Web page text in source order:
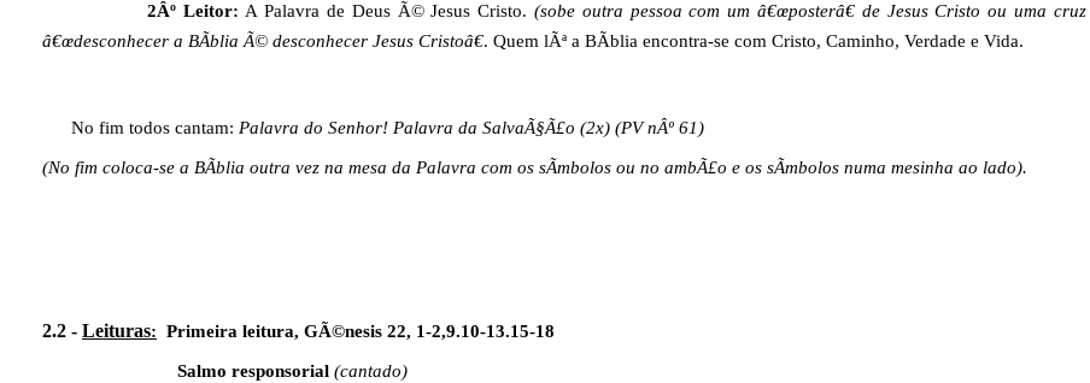
2Âº Leitor:A Palavra de Deus Ã© Jesus Cristo.(sobe outra pessoa com um â€œposterâ€ de Jesus Cristo ou uma
â€œdesconhecer a BÃ­blia Ã© desconhecer Jesus Cristoâ€. Quem lÃª a BÃ­blia encontra-se com Cristo, Caminho, Verdade e Vida.
No fim todos cantam: Palavra do Senhor! Palavra da SalvaÃ§Ã£o (2x) (PV nÂº 61)
(No fim coloca-se a BÃ­blia outra vez na mesa da Palavra com os sÃ­mbolos ou no ambÃ£o e os sÃ­mbolos numa mesinha ao lado).
2.2 - Leituras: Primeira leitura, GÃ©nesis 22, 1-2,9.10-13.15-18
Salmo responsorial (cantado)